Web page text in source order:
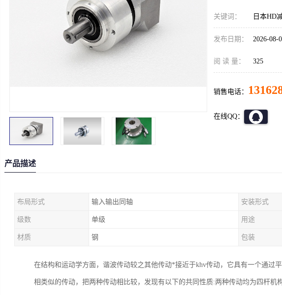
关键词： 日本HD
发布日期： 2026-08-
阅 读 量： 325
销售电话：
在线QQ：
产品描述
布局形式 输入输出同轴 安装形式
级数 单级 用途
材质 钢 包装
在结构和运动学方面，谐波传动较之其他传动*接近于khv传动，它具有一个通过
相类似的传动，把两种传动相比较，发现有以下的共同性质:两种传动均为四杆机